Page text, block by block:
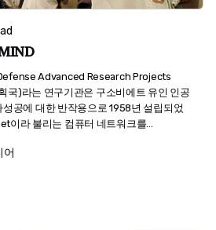
Advanced Research Projects
국)라는 연구기관은 구소비에트 유인 인공
공에 대한 반작용으로 1958년 설립되었
이라 불리는 컴퓨터 네트워크를...
어